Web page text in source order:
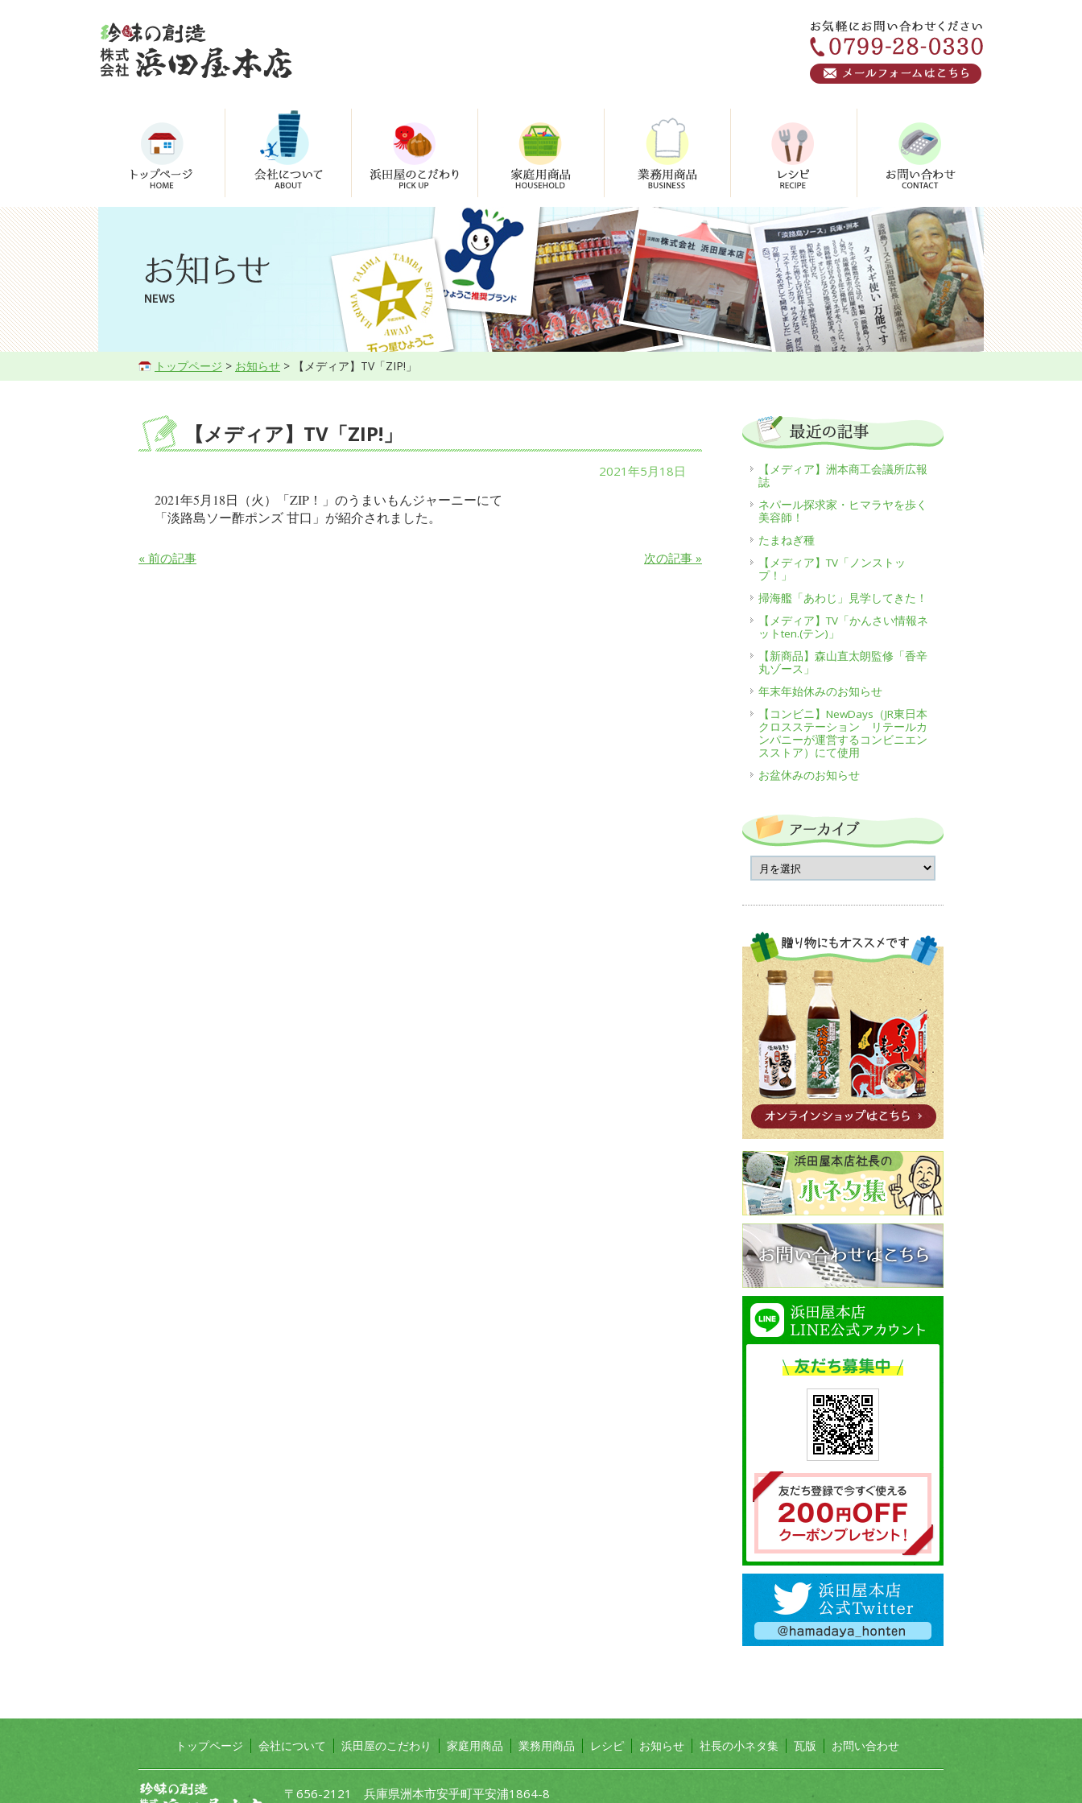
トップページ > お知らせ > 【メディア】TV「ZIP!」
【メディア】TV「ZIP!」
2021年5月18日
2021年5月 18日 （火） 「ZIP！ 」のうまいもんジャーニーにて
「淡路島ソー酢ポンズ 甘口」が紹介されました。
« 前の記事 次の記事 »
【メディア】洲本商工会議所広報
誌
ネパール探求家・ヒマラヤを歩く
美容師！
たまねぎ種
【メディア】TV「ノンストッ
プ！」
掃海艦「あわじ」見学してきた！
【メディア】TV「かんさい情報ネ
ットten.(テン)」
【新商品】森山直太朗監修「香辛
丸ゾース」
年末年始休みのお知らせ
【コンビニ】NewDays（JR東日本
クロスステーション リテールカ
ンパニーが運営するコンビニエン
スストア）にて使用
お盆休みのお知らせ
トップページ 会社について 浜田屋のこだわり 家庭用商品 業務用商品 レシピ お知らせ 社長の小ネタ集 瓦版 お問い合わせ
〒656-2121 兵庫県洲本市安乎町平安浦1864-8